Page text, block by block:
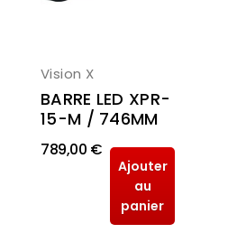
Vision X
BARRE LED XPR-
15-M / 746MM
789,00 €
Ajouter
au
panier